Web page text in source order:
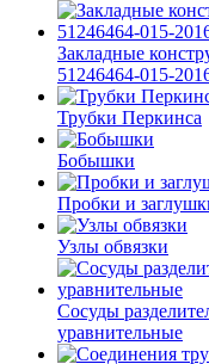
Закладные
51246464-015-
Трубки Перкинса
Бобышки
Пробки и
Узлы обвязки
Сосуды
уравнительные